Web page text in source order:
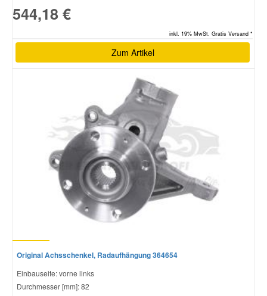
544,18 €
inkl. 19% MwSt. Gratis Versand *
Zum Artikel
Original Achsschenkel, Radaufhängung 364654
Einbauseite: vorne links
Durchmesser [mm]: 82